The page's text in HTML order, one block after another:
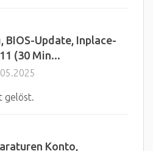
Update, Inplace-
(30 Min...
gelöst.
Konto,